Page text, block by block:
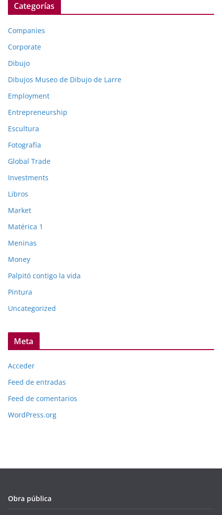
Categorías
Companies
Corporate
Dibujo
Dibujos Museo de Dibujo de Larre
Employment
Entrepreneurship
Escultura
Fotografía
Global Trade
Investments
Libros
Market
Matérica 1
Meninas
Money
Palpitó contigo la vida
Pintura
Uncategorized
Meta
Acceder
Feed de entradas
Feed de comentarios
WordPress.org
Obra pública